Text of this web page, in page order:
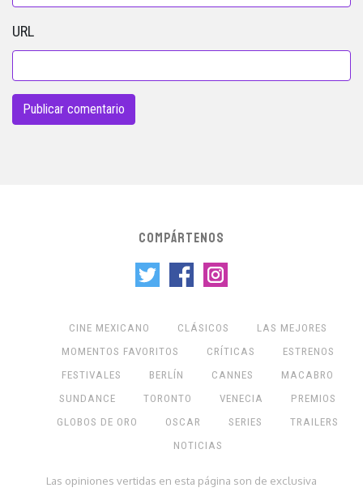
URL
COMPÁRTENOS
CINE MEXICANO CLÁSICOS
LAS MEJORES
MOMENTOS FAVORITOS
CRÍTICAS
ESTRENOS
FESTIVALES
BERLÍN CANNES
MACABRO
SUNDANCE
TORONTO VENECIA
PREMIOS
GLOBOS DE ORO
OSCAR SERIES
TRAILERS
NOTICIAS
Las opiniones vertidas en esta página son de exclusiva